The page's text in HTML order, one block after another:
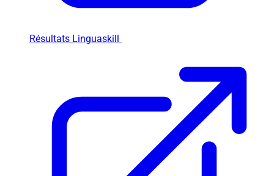
Résultats Linguaskill